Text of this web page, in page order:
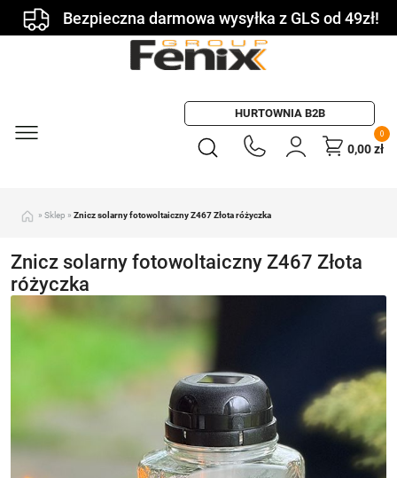
Bezpieczna darmowa wysyłka z GLS od 49zł!
HURTOWNIA B2B
0
0,00zł
» Sklep » Znicz solarny fotowoltaiczny Z467 Złota różyczka
Znicz solarny fotowoltaiczny Z467 Złota
różyczka